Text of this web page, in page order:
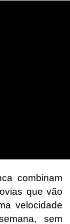
combinam
que vão
velocidade
sem